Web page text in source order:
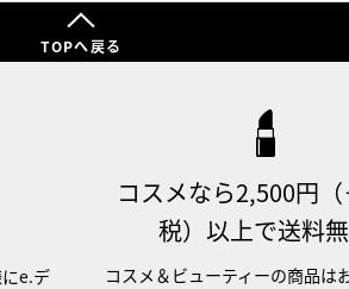
TOPへ戻る
e.デ
コスメなら2,500円
税）以上で送料
コスメ＆ビューティーの商品は